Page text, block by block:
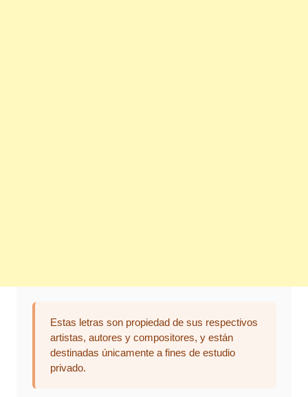
Estas letras son propiedad de sus respectivos
artistas, autores y compositores, y están
destinadas únicamente a fines de estudio
privado.